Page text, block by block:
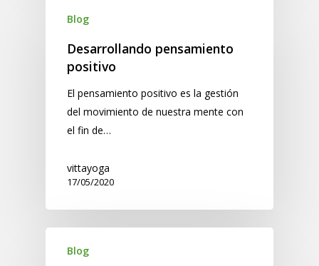
Blog
Desarrollando pensamiento
positivo
El pensamiento positivo es la gestión
del movimiento de nuestra mente con
el fin de…
vittayoga
17/05/2020
Blog